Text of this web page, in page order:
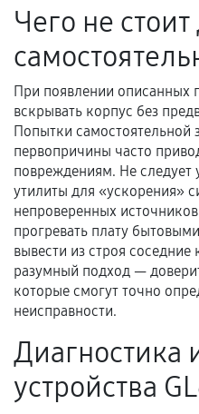
механические
перегрев, коррозия.
Самостоятельный
третьих лиц.
Естественный износ
предусмотрено
Обращение после
срока.
Программные сбои,
отдельных условиях.
Если
самостоятельно
Гарантия на
сохраняться полностью
Чего не стоит
При появлении описанных
вскрывать корпус без
Попытки самостоятельной
первопричины часто
повреждениям. Не следует
утилиты для «ускорения»
непроверенных
прогревать плату
вывести из строя
разумный подход —
которые смогут точно
неисправности.
Диагностика
устройства